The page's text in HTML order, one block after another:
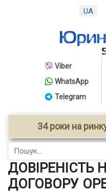
UA
Viber
WhatsApp
Telegram
34 роки на
Пошук
ДОВІРЕНІСТЬ
ДОГОВОРУ